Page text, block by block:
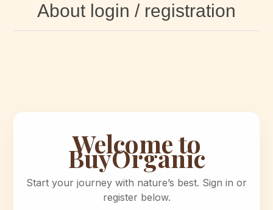
About login / registration
Welcome to
BuyOrganic
Start your journey with nature’s best. Sign in or
register below.